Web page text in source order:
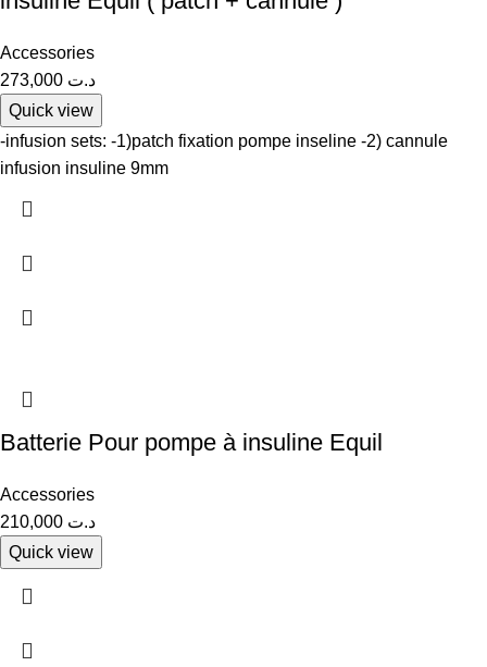
Accessories
د.ت
Quick view
-infusion sets: -1)patch fixation pompe inseline -2) cannule
infusion insuline 9mm
Batterie Pour pompe à insuline Equil
Accessories
د.ت
Quick view